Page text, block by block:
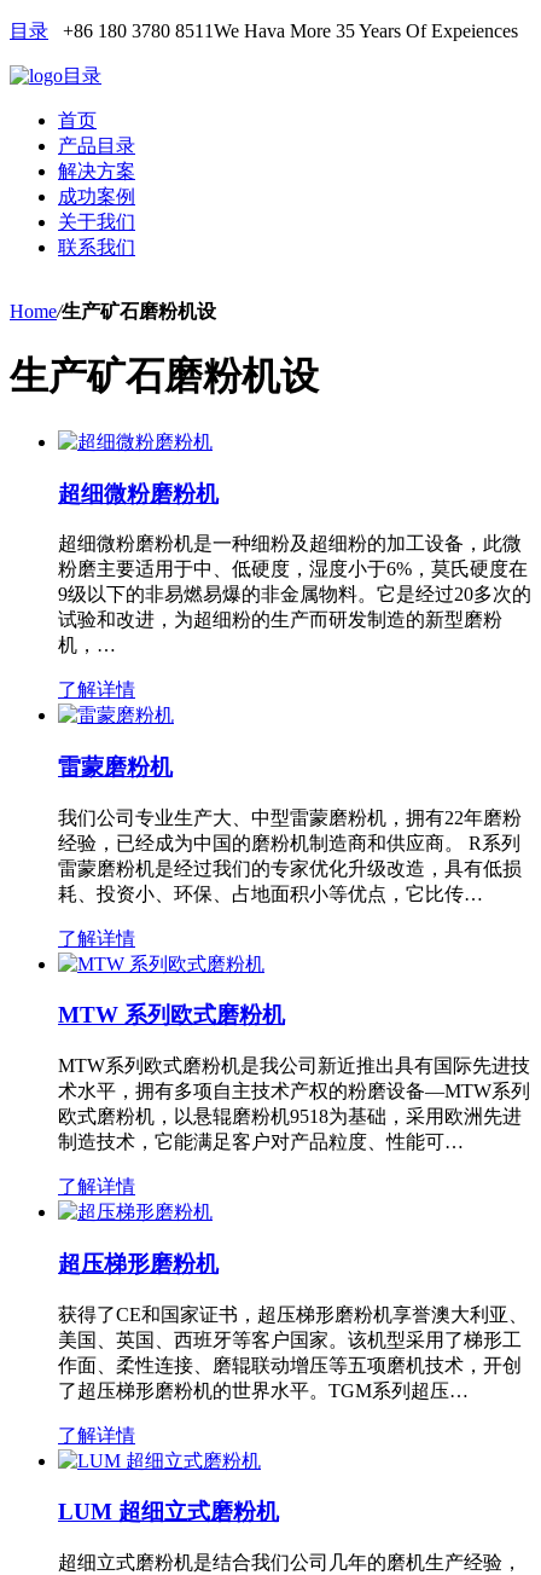
目录 +86 180 3780 8511We Hava More 35 Years Of Expeiences
目录
首页
产品目录
解决方案
成功案例
关于我们
联系我们
Home/生产矿石磨粉机设
生产矿石磨粉机设
超细微粉磨粉机
超细微粉磨粉机是一种细粉及超细粉的加工设备，此微
粉磨主要适用于中、低硬度，湿度小于6%，莫氏硬度在
9级以下的非易燃易爆的非金属物料。它是经过20多次的
试验和改进，为超细粉的生产而研发制造的新型磨粉
机，…
了解详情
雷蒙磨粉机
我们公司专业生产大、中型雷蒙磨粉机，拥有22年磨粉
经验，已经成为中国的磨粉机制造商和供应商。 R系列
雷蒙磨粉机是经过我们的专家优化升级改造，具有低损
耗、投资小、环保、占地面积小等优点，它比传…
了解详情
MTW 系列欧式磨粉机
MTW系列欧式磨粉机是我公司新近推出具有国际先进技
术水平，拥有多项自主技术产权的粉磨设备—MTW系列
欧式磨粉机，以悬辊磨粉机9518为基础，采用欧洲先进
制造技术，它能满足客户对产品粒度、性能可…
了解详情
超压梯形磨粉机
获得了CE和国家证书，超压梯形磨粉机享誉澳大利亚、
美国、英国、西班牙等客户国家。该机型采用了梯形工
作面、柔性连接、磨辊联动增压等五项磨机技术，开创
了超压梯形磨粉机的世界水平。TGM系列超压…
了解详情
LUM 超细立式磨粉机
超细立式磨粉机是结合我们公司几年的磨机生产经验，